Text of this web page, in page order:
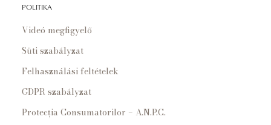
POLITIKA
Videó megfigyelő
Süti szabályzat
Felhasználási feltételek
GDPR szabályzat
Protecția Consumatorilor – A.N.P.C.